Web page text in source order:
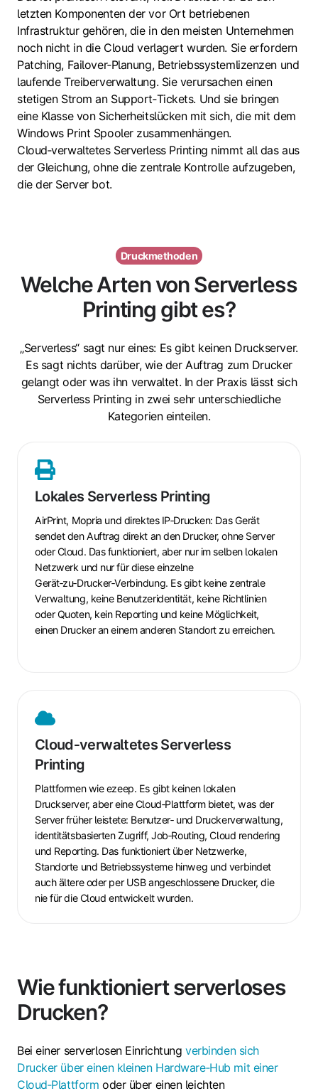
letzten Komponenten der vor Ort betriebenen
Infrastruktur gehören, die in den meisten Unternehmen
noch nicht in die Cloud verlagert wurden. Sie erfordern
Patching, Failover‑Planung, Betriebssystemlizenzen und
laufende Treiberverwaltung. Sie verursachen einen
stetigen Strom an Support‑Tickets. Und sie bringen
eine Klasse von Sicherheitslücken mit sich, die mit dem
Windows Print Spooler zusammenhängen.
Cloud‑verwaltetes Serverless Printing nimmt all das aus
der Gleichung, ohne die zentrale Kontrolle aufzugeben,
die der Server bot.
Druckmethoden
Welche Arten von Serverless
Printing gibt es?
„Serverless“ sagt nur eines: Es gibt keinen Druckserver.
Es sagt nichts darüber, wie der Auftrag zum Drucker
gelangt oder was ihn verwaltet. In der Praxis lässt sich
Serverless Printing in zwei sehr unterschiedliche
Kategorien einteilen.
Lokales Serverless Printing
AirPrint, Mopria und direktes IP‑Drucken: Das Gerät
sendet den Auftrag direkt an den Drucker, ohne Server
oder Cloud. Das funktioniert, aber nur im selben lokalen
Netzwerk und nur für diese einzelne
Gerät‑zu‑Drucker‑Verbindung. Es gibt keine zentrale
Verwaltung, keine Benutzeridentität, keine Richtlinien
oder Quoten, kein Reporting und keine Möglichkeit,
einen Drucker an einem anderen Standort zu erreichen.
Lokales
Printing
Cloud‑verwaltetes Serverless
Printing
Plattformen wie ezeep. Es gibt keinen lokalen
Druckserver, aber eine Cloud‑Plattform bietet, was der
Server früher leistete: Benutzer‑ und Druckerverwaltung,
identitätsbasierten Zugriff, Job‑Routing, Cloud rendering
und Reporting. Das funktioniert über Netzwerke,
Standorte und Betriebssysteme hinweg und verbindet
auch ältere oder per USB angeschlossene Drucker, die
nie für die Cloud entwickelt wurden.
Cloud‑verwaltetes
Printing
Wie funktioniert serverloses
Drucken?
Bei einer serverlosen Einrichtungverbinden sich
Drucker über einen kleinen Hardware‑Hub mit einer
Cloud‑Plattform oder über einen leichten